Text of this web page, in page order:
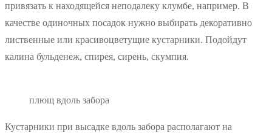
привязать к находящейся неподалеку клумбе, например. В
качестве одиночных посадок нужно выбирать декоративно
лиственные или красивоцветущие кустарники. Подойдут
калина бульденеж, спирея, сирень, скумпия.
плющ вдоль забора
Кустарники при высадке вдоль забора располагают на